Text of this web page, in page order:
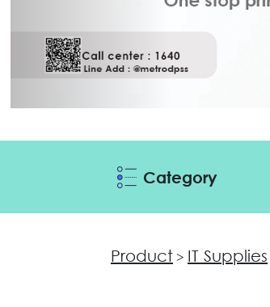
Category
Product > IT Supplies